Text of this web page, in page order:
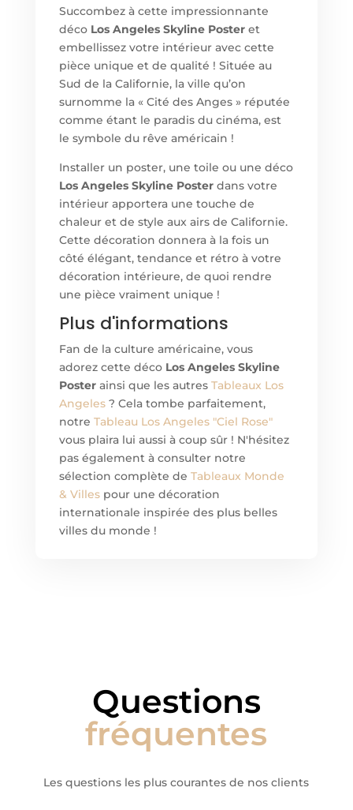
Succombez à cette impressionnante
déco Los Angeles Skyline Posteret
embellissez votre intérieur avec cette
pièce unique et de qualité ! Située au
Sud de la Californie, la ville qu’on
surnomme la « Cité des Anges » réputée
comme étant le paradis du cinéma, est
le symbole du rêve américain !
Installer un poster, une toile ou une déco
Los Angeles Skyline Posterdans votre
intérieur apportera une touche de
chaleur et de style aux airs de Californie.
Cette décoration donnera à la fois un
côté élégant, tendance et rétro à votre
décoration intérieure, de quoi rendre
une pièce vraiment unique !
Plus d'informations
Fan de la culture américaine, vous
adorez cette déco Los Angeles Skyline
Posterainsi que les autres Tableaux Los
Angeles? Cela tombe parfaitement,
notre Tableau Los Angeles "Ciel Rose"
vous plaira lui aussi à coup sûr ! N'hésitez
pas également à consulter notre
sélection complète de Tableaux Monde
& Villespour une décoration
internationale inspirée des plus belles
villes du monde !
Questions
fréquentes
Les questions les plus courantes de nos clients